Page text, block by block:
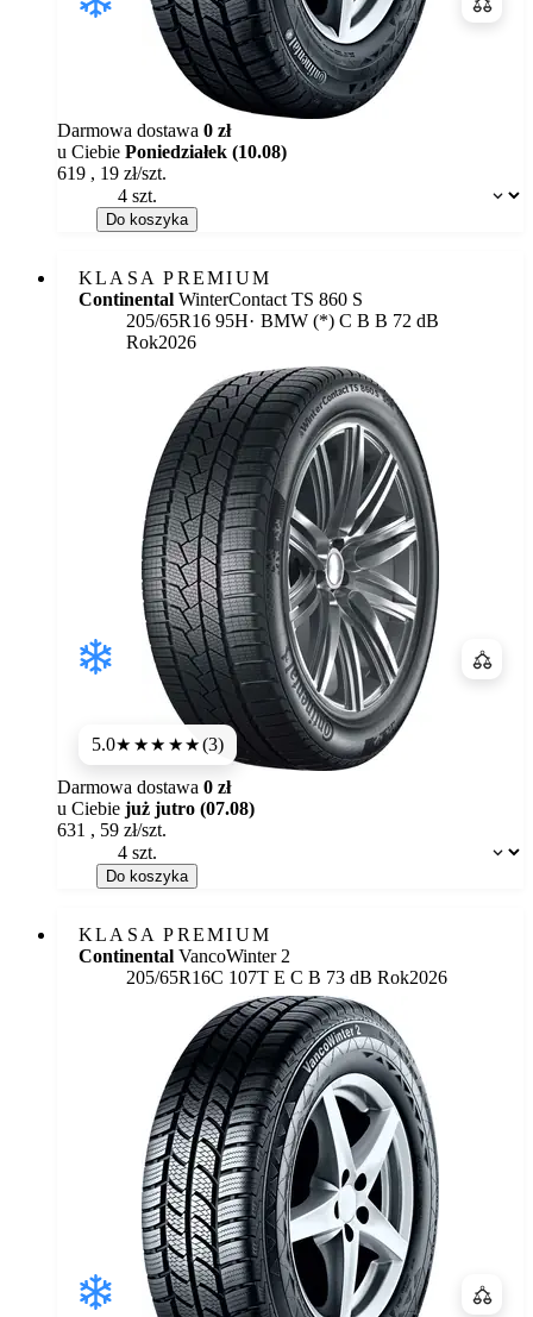
Dostępność:
Darmowa dostawa 0 zł
u Ciebie Poniedziałek (10.08)
619 , 19 zł/szt.
Do koszyka
KLASA PREMIUM
Continental WinterContact TS 860 S
205/65R16 95H
BMW (*) Etykieta:
C B B 72 dB
Rok2026
5.0★★★★★(3)
Dostępność:
Darmowa dostawa 0 zł
u Ciebie już jutro (07.08)
631 , 59 zł/szt.
Do koszyka
KLASA PREMIUM
Continental VancoWinter 2
205/65R16C 107T Etykieta:
E C B 73 dB Rok2026